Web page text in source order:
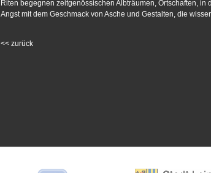
Riten begegnen zeitgenössischen Albträumen, Ortschaften, in
Angst mit dem Geschmack von Asche und Gestalten, die
<< zurück